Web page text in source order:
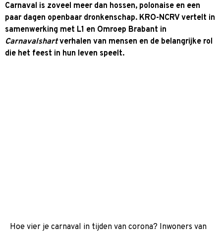
Carnaval is zoveel meer dan hossen, polonaise en een
paar dagen openbaar dronkenschap. KRO-NCRV vertelt in
samenwerking met L1 en Omroep Brabant in
Carnavalshartverhalen van mensen en de belangrijke rol
die het feest in hun leven speelt.
Hoe vier je carnaval in tijden van corona? Inwoners van